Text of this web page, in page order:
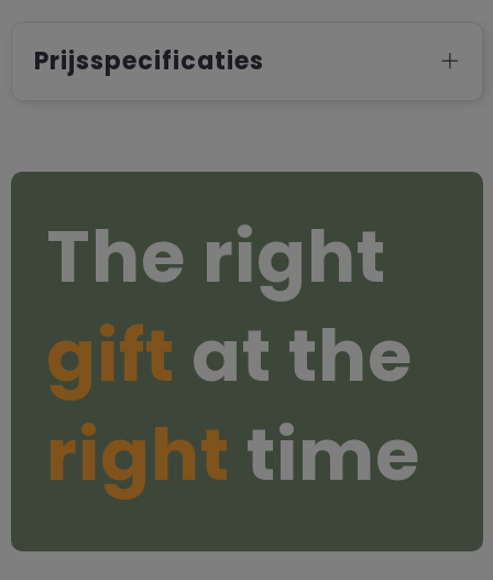
Prijsspecificaties
The right
gift at the
right time